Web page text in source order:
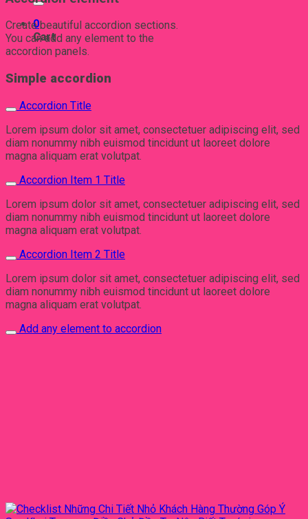
0
Cart
Create beautiful accordion sections.
You can add any element to the
accordion panels.
Simple accordion
Accordion Title
Lorem ipsum dolor sit amet, consectetuer adipiscing elit, sed
diam nonummy nibh euismod tincidunt ut laoreet dolore
magna aliquam erat volutpat.
Accordion Item 1 Title
Lorem ipsum dolor sit amet, consectetuer adipiscing elit, sed
diam nonummy nibh euismod tincidunt ut laoreet dolore
magna aliquam erat volutpat.
Accordion Item 2 Title
Lorem ipsum dolor sit amet, consectetuer adipiscing elit, sed
diam nonummy nibh euismod tincidunt ut laoreet dolore
magna aliquam erat volutpat.
Add any element to accordion